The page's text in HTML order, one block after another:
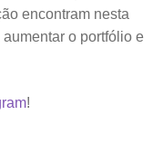
encontram nesta
o portfólio e
!